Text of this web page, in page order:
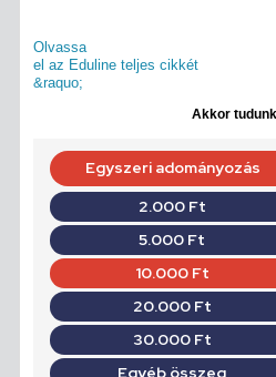
Olvassa
el az Eduline teljes cikkét
&raquo;
Akkor